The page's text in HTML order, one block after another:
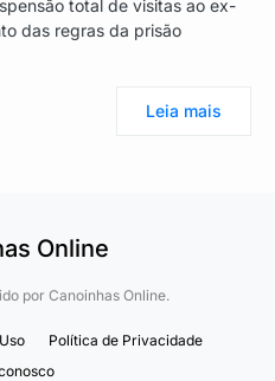
total de visitas ao ex-
das regras da prisão
Leia mais
Online
por Canoinhas Online.
Política de Privacidade